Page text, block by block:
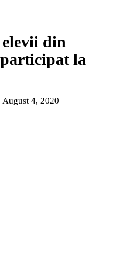
din
la
August 4, 2020